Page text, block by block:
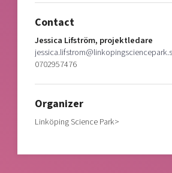
Contact
Jessica Lifström, projektledare
0702957476
Organizer
Linköping Science Park>